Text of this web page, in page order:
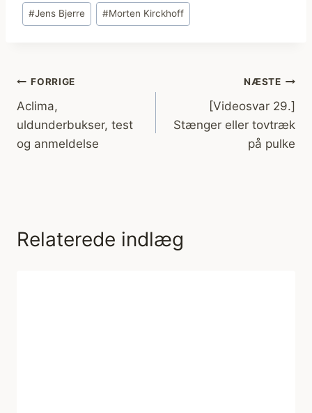
#Jens Bjerre #Morten Kirckhoff
Indlægsnavigation
FORRIGE
Aclima,
uldunderbukser, test
og anmeldelse
NÆSTE
[Videosvar 29.]
Stænger eller tovtræk
på pulke
Relaterede indlæg